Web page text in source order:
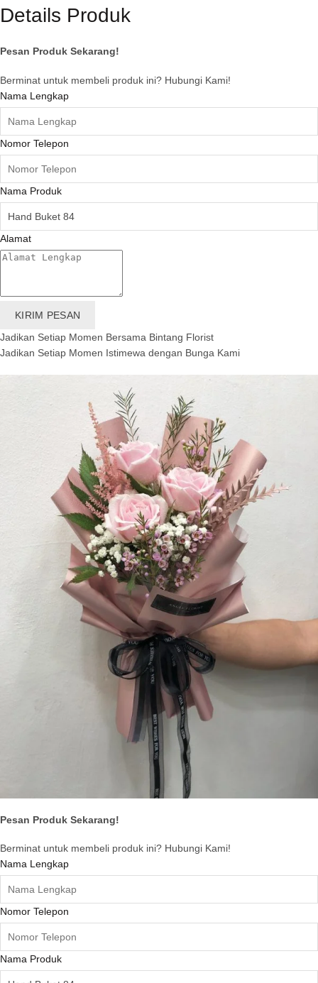
Details Produk
Pesan Produk Sekarang!
Berminat untuk membeli produk ini? Hubungi Kami!
Nama Lengkap
Nomor Telepon
Nama Produk
Alamat
KIRIM PESAN
Jadikan Setiap Momen Bersama Bintang Florist
Jadikan Setiap Momen Istimewa dengan Bunga Kami
Pesan Produk Sekarang!
Berminat untuk membeli produk ini? Hubungi Kami!
Nama Lengkap
Nomor Telepon
Nama Produk